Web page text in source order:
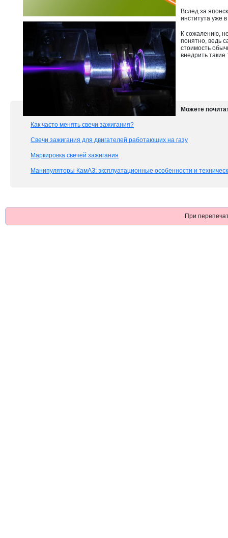
Вслед за
института уже
К сожалению,
понятно, ведь
стоимость
внедрить
Можете
Как часто менять свечи зажигания?
Свечи зажигания для двигателей работающих на газу
Маркировка свечей зажигания
Манипуляторы КамАЗ: эксплуатационные особенности и
При